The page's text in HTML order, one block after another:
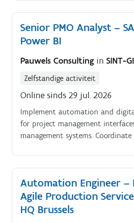
Senior PMO Analyst –
Power BI
Pauwels Consulting in SINT-
Zelfstandige activiteit
Online sinds 29 jul. 2026
Implement automation and
for project management
management systems.
application of project
Automation Engineer –
Agile Production
HQ Brussels